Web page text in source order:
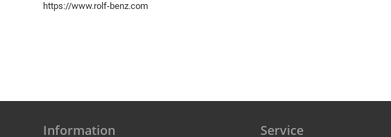
https://www.rolf-benz.com
Information Service